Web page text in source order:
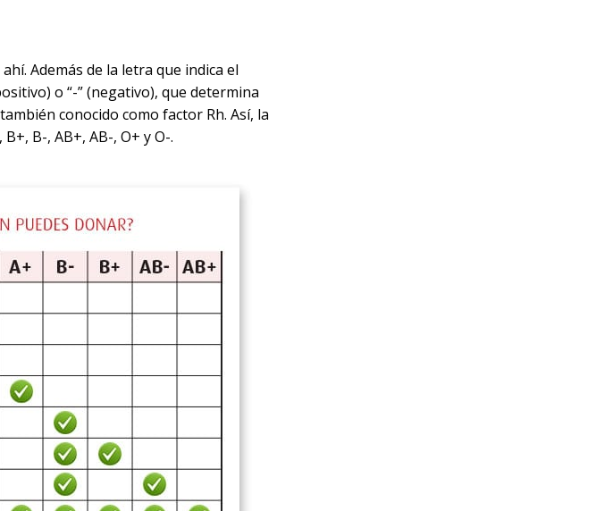
Además de la letra que indica el
o “-” (negativo), que determina
conocido como factor Rh. Así, la
B-, AB+, AB-, O+ y O-.